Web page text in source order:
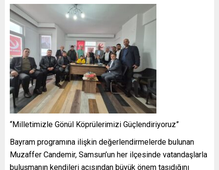
“Milletimizle Gönül Köprülerimizi Güçlendiriyoruz”
Bayram programına ilişkin değerlendirmelerde bulunan
Muzaffer Candemir, Samsun’un her ilçesinde vatandaşlarla
buluşmanın kendileri açısından büyük önem taşıdığını